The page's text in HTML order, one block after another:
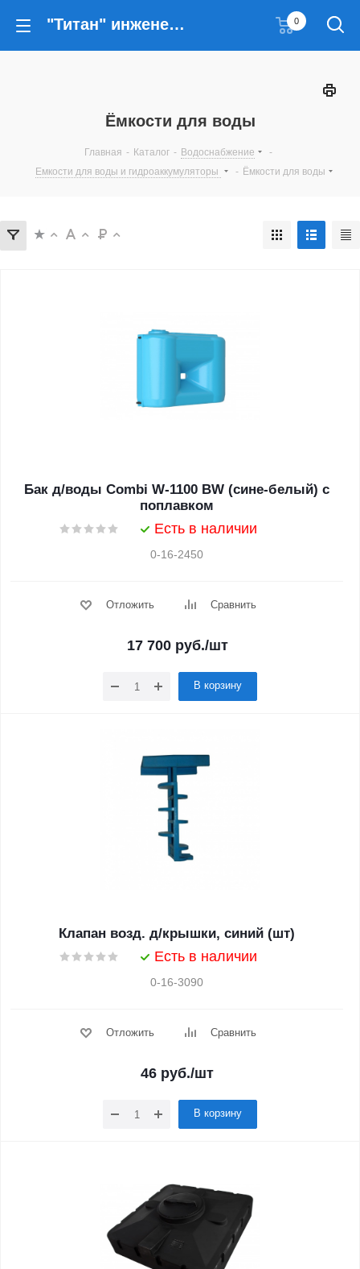
"Титан" инженерные решения 0
Ёмкости для воды
Главная - Каталог - Водоснабжение
-
Емкости для воды и гидроаккумуляторы
- Ёмкости для воды
Бак д/воды Combi W-1100 BW (сине-белый) с
поплавком
Есть в наличии
0-16-2450
Отложить Сравнить
17 700руб./шт
В корзину
Клапан возд. д/крышки, синий (шт)
Есть в наличии
0-16-3090
Отложить Сравнить
46 руб./шт
В корзину